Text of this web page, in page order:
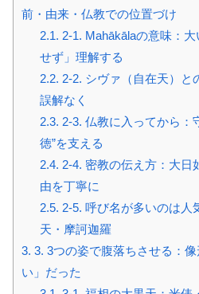
前・由来・仏教での位置づけ
2.1. 2-1. Mahākālaの意味：
せず」理解する
2.2. 2-2. シヴァ（自在天）と
誤解なく
2.3. 2-3. 仏教に入ってから：
徳”を支える
2.4. 2-4. 密教の伝え方：大日
由を丁寧に
2.5. 2-5. 呼び名が多いのは人
天・摩訶迦羅
3. 3. 3つの姿で腹落ちさせる：
い」だった